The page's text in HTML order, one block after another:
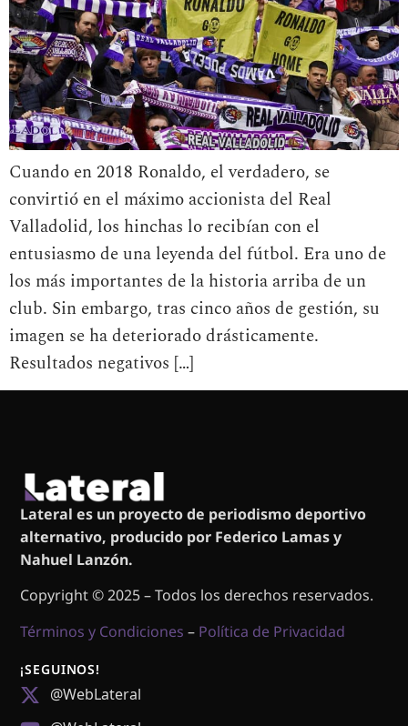
Cuando en 2018 Ronaldo, el verdadero, se
convirtió en el máximo accionista del Real
Valladolid, los hinchas lo recibían con el
entusiasmo de una leyenda del fútbol. Era uno de
los más importantes de la historia arriba de un
club. Sin embargo, tras cinco años de gestión, su
imagen se ha deteriorado drásticamente.
Resultados negativos […]
Lateral es un proyecto de periodismo deportivo
alternativo, producido por Federico Lamas y
Nahuel Lanzón.
Copyright © 2025 – Todos los derechos reservados.
Términos y Condiciones – Política de Privacidad
¡SEGUINOS!
@WebLateral